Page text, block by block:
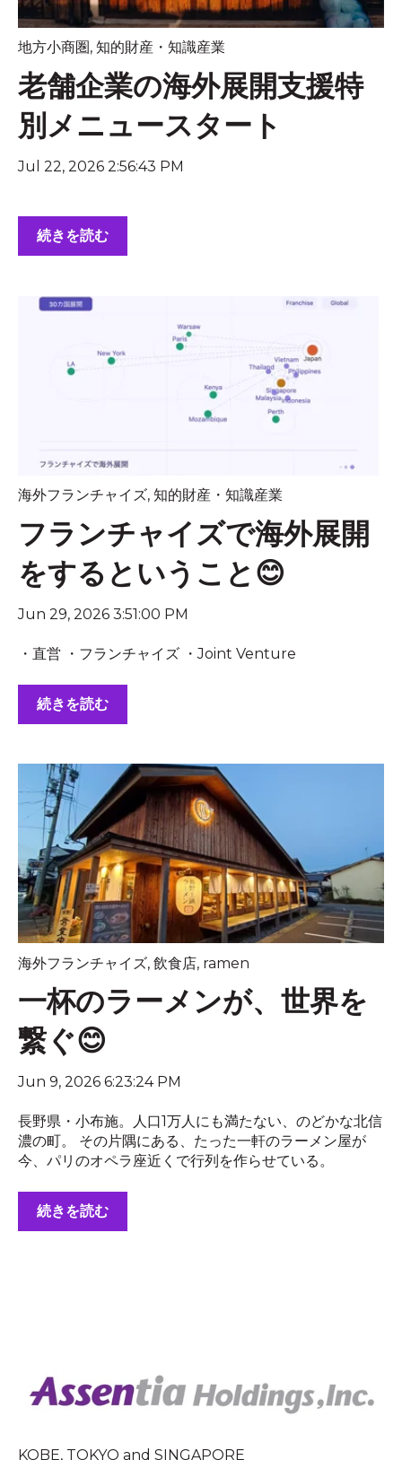
地方小商圏 , 知的財産・知識産業
老舗企業の海外展開支援特
別メニュースタート
Jul 22, 2026 2:56:43 PM
続きを読む
海外フランチャイズ, 知的財産・知識産業
フランチャイズで海外展開
をするということ😊
Jun 29, 2026 3:51:00 PM
・直営 ・フランチャイズ ・Joint Venture
続きを読む
海外フランチャイズ, 飲食店, ramen
一杯のラーメンが、世界を
繋ぐ😊
Jun 9, 2026 6:23:24 PM
長野県・小布施。人口1万人にも満たない、のどかな北信
濃の町。 その片隅にある、たった一軒のラーメン屋が
今、パリのオペラ座近くで行列を作らせている。
続きを読む
KOBE, TOKYO and SINGAPORE